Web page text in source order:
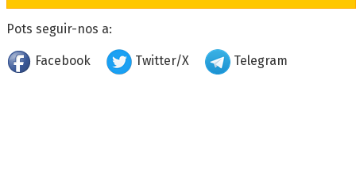
Pots seguir-nos a:
Facebook Twitter/X Telegram